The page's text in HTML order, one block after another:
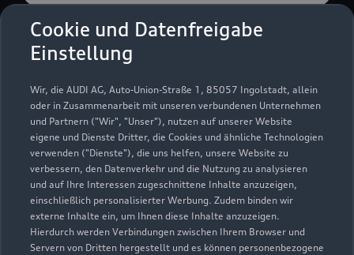
Cookie und Datenfreigabe
Einstellung
Wir, die AUDI AG, Auto-Union-Straße 1, 85057 Ingolstadt, allein
oder in Zusammenarbeit mit unseren verbundenen Unternehmen
und Partnern ("Wir", "Unser"), nutzen auf unserer Website
eigene und Dienste Dritter, die Cookies und ähnliche Technologien
verwenden ("Dienste"), die uns helfen, unsere Website zu
verbessern, den Datenverkehr und die Nutzung zu analysieren
und auf Ihre Interessen zugeschnittene Inhalte anzuzeigen,
einschließlich personalisierter Werbung. Zudem binden wir
externe Inhalte ein, um Ihnen diese Inhalte anzuzeigen.
Hierdurch werden Verbindungen zwischen Ihrem Browser und
Servern von Dritten hergestellt und es können personenbezogene
USB Power-Ladegerät
USB Power-Ladegerät für schnelles und
komfortables Laden von Mobiltelefonen, Tablets
oder Laptops.
Zur Audi Shopping World